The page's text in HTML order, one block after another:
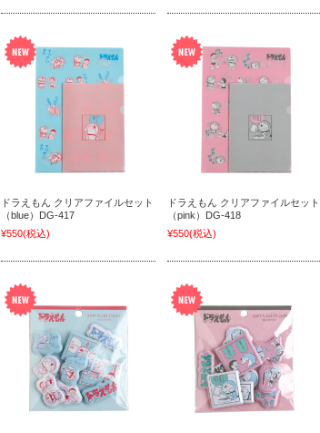
ドラえもん クリアファイルセット
（blue）DG-417
¥550(税込)
ドラえもん クリアファイルセット
（pink）DG-418
¥550(税込)